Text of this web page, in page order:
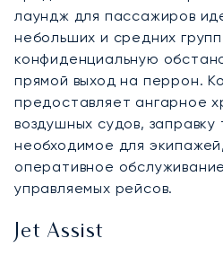
лаундж для пассажиров
небольших и средних
конфиденциальную
прямой выход на перрон.
предоставляет ангарное
воздушных судов, заправку
необходимое для
оперативное
управляемых рейсов.
Jet Assist